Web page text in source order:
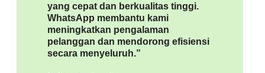
yang cepat dan berkualitas tinggi.
WhatsApp membantu kami
meningkatkan pengalaman
pelanggan dan mendorong efisiensi
secara menyeluruh.”